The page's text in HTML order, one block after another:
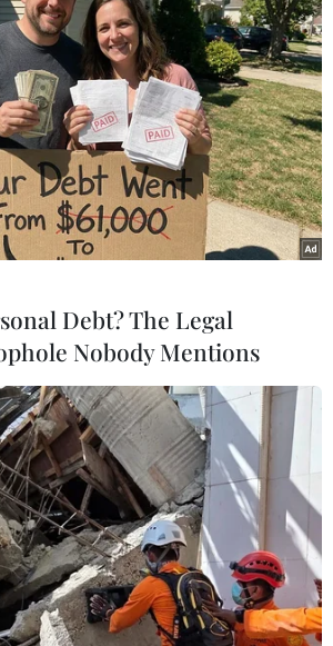
Debt? The Legal
Nobody Mentions